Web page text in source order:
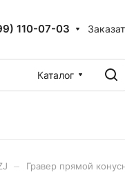
110-07-03
Каталог
Гравер прямой